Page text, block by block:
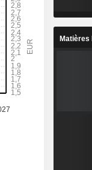
Matières